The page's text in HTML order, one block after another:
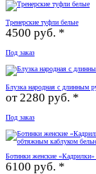
Тренерские туфли белые
4500 руб. *
Под заказ
Блузка народная с длинным
от2280 руб. *
Под заказ
Ботинки женские
6100 руб. *